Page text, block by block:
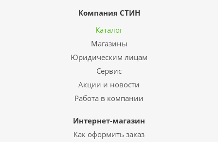
Компания СТИН
Каталог
Магазины
Юридическим лицам
Сервис
Акции и новости
Работа в компании
Интернет-магазин
Как оформить заказ